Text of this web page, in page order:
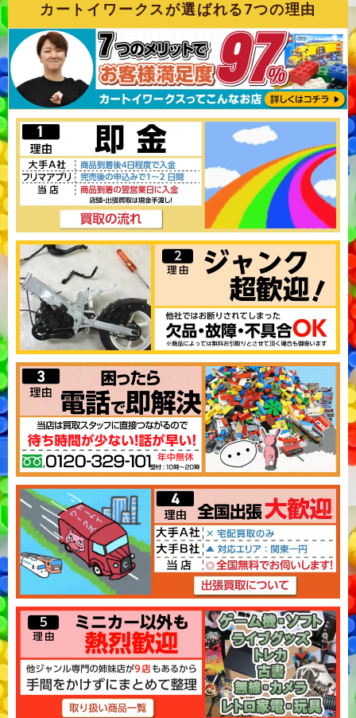
カートイワークスが選ばれる7つの理由